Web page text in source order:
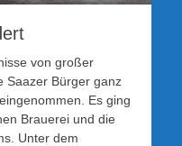
von großer
Saazer Bürger ganz
Es ging
Brauerei und die
Unter dem